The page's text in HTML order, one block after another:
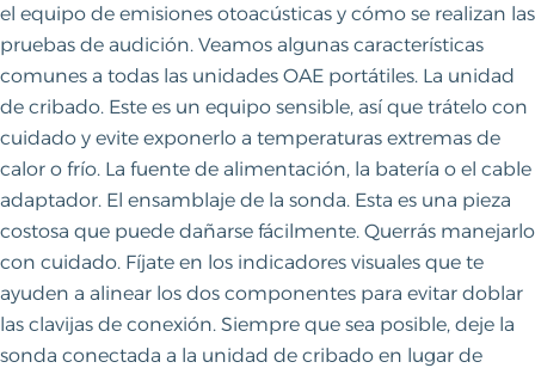
el equipo de emisiones otoacústicas y cómo se realizan las
pruebas de audición. Veamos algunas características
comunes a todas las unidades OAE portátiles. La unidad
de cribado. Este es un equipo sensible, así que trátelo con
cuidado y evite exponerlo a temperaturas extremas de
calor o frío. La fuente de alimentación, la batería o el cable
adaptador. El ensamblaje de la sonda. Esta es una pieza
costosa que puede dañarse fácilmente. Querrás manejarlo
con cuidado. Fíjate en los indicadores visuales que te
ayuden a alinear los dos componentes para evitar doblar
las clavijas de conexión. Siempre que sea posible, deje la
sonda conectada a la unidad de cribado en lugar de